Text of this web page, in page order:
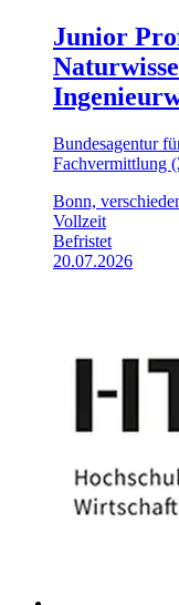
Junior
Bundesagentur
Fachvermittlung
Bonn,
Vollzeit
Befristet
20.07.2026